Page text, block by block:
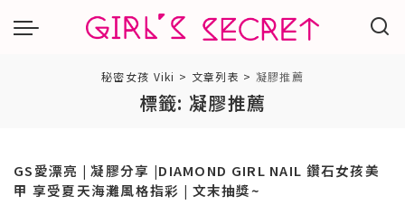
秘密女孩 Viki > 文章列表 > 凝膠推薦
標籤: 凝膠推薦
GS愛漂亮 | 凝膠分享 |DIAMOND GIRL NAIL 鑽石女孩美
甲 享受夏天海灘風格指彩 | 文末抽獎~